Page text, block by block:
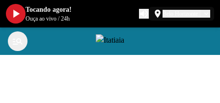
Tocando agora!
Ouça ao vivo /24h